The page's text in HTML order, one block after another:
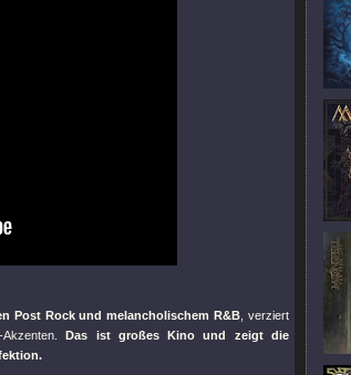
Post Rock und melancholischem R&B , verziert
Akzenten.Das ist großes Kino und zeigt die